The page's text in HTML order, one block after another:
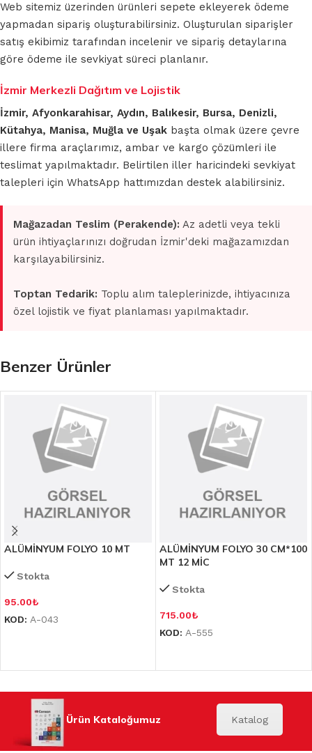
Web sitemiz üzerinden ürünleri sepete ekleyerek ödeme
yapmadan sipariş oluşturabilirsiniz. Oluşturulan siparişler
satış ekibimiz tarafından incelenir ve sipariş detaylarına
göre ödeme ile sevkiyat süreci planlanır.
İzmir Merkezli Dağıtım ve Lojistik
İzmir, Afyonkarahisar, Aydın, Balıkesir, Bursa, Denizli,
Kütahya, Manisa, Muğla ve Uşak başta olmak üzere çevre
illere firma araçlarımız, ambar ve kargo çözümleri ile
teslimat yapılmaktadır. Belirtilen iller haricindeki sevkiyat
talepleri için WhatsApp hattımızdan destek alabilirsiniz.
Mağazadan Teslim (Perakende): Az adetli veya tekli
ürün ihtiyaçlarınızı doğrudan İzmir'deki mağazamızdan
karşılayabilirsiniz.
Toptan Tedarik: Toplu alım taleplerinizde, ihtiyacınıza
özel lojistik ve fiyat planlaması yapılmaktadır.
Benzer Ürünler
ALÜMİNYUM FOLYO 10 MT
Stokta
95.00₺
KOD: A-043
ALÜMİNYUM FOLYO 30 CM*100
MT 12 MİC
Stokta
715.00₺
KOD: A-555
Ürün Kataloğumuz Katalog